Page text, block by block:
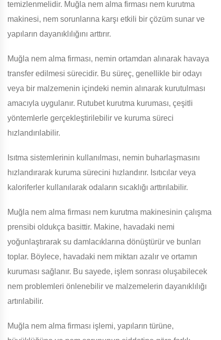
temizlenmelidir. Muğla nem alma firması nem kurutma
makinesi, nem sorunlarına karşı etkili bir çözüm sunar ve
yapıların dayanıklılığını arttırır.
Muğla nem alma firması, nemin ortamdan alınarak havaya
transfer edilmesi sürecidir. Bu süreç, genellikle bir odayı
veya bir malzemenin içindeki nemin alınarak kurutulması
amacıyla uygulanır. Rutubet kurutma kuruması, çeşitli
yöntemlerle gerçekleştirilebilir ve kuruma süreci
hızlandırılabilir.
Isıtma sistemlerinin kullanılması, nemin buharlaşmasını
hızlandırarak kuruma sürecini hızlandırır. Isıtıcılar veya
kaloriferler kullanılarak odaların sıcaklığı arttırılabilir.
Muğla nem alma firması nem kurutma makinesinin çalışma
prensibi oldukça basittir. Makine, havadaki nemi
yoğunlaştırarak su damlacıklarına dönüştürür ve bunları
toplar. Böylece, havadaki nem miktarı azalır ve ortamın
kuruması sağlanır. Bu sayede, işlem sonrası oluşabilecek
nem problemleri önlenebilir ve malzemelerin dayanıklılığı
artırılabilir.
Muğla nem alma firması işlemi, yapıların türüne,